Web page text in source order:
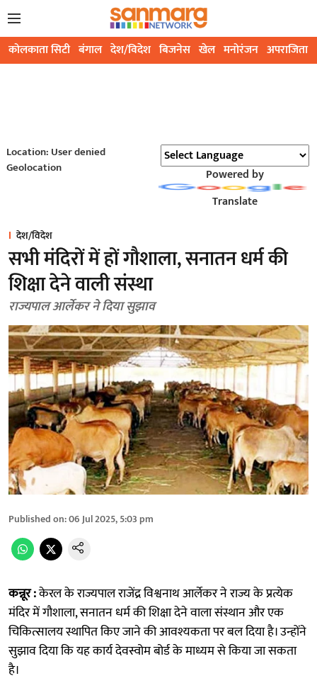
कोलकाता सिटी बंगाल देश/विदेश बिजनेस खेल मनोरंजन अपराजिता
Location: User denied
Geolocation
Powered by
Translate
देश/विदेश
सभी मंदिरों में हों गौशाला, सनातन धर्म की
शिक्षा देने वाली संस्था
राज्यपाल आर्लेकर ने दिया सुझाव
Published on:06 Jul 2025, 5:03 pm
कन्नूर :केरल के राज्यपाल राजेंद्र विश्वनाथ आर्लेकर ने राज्य के प्रत्येक
मंदिर में गौशाला, सनातन धर्म की शिक्षा देने वाला संस्थान और एक
चिकित्सालय स्थापित किए जाने की आवश्यकता पर बल दिया है। उन्होंने
सुझाव दिया कि यह कार्य देवस्वोम बोर्ड के माध्यम से किया जा सकता
है।